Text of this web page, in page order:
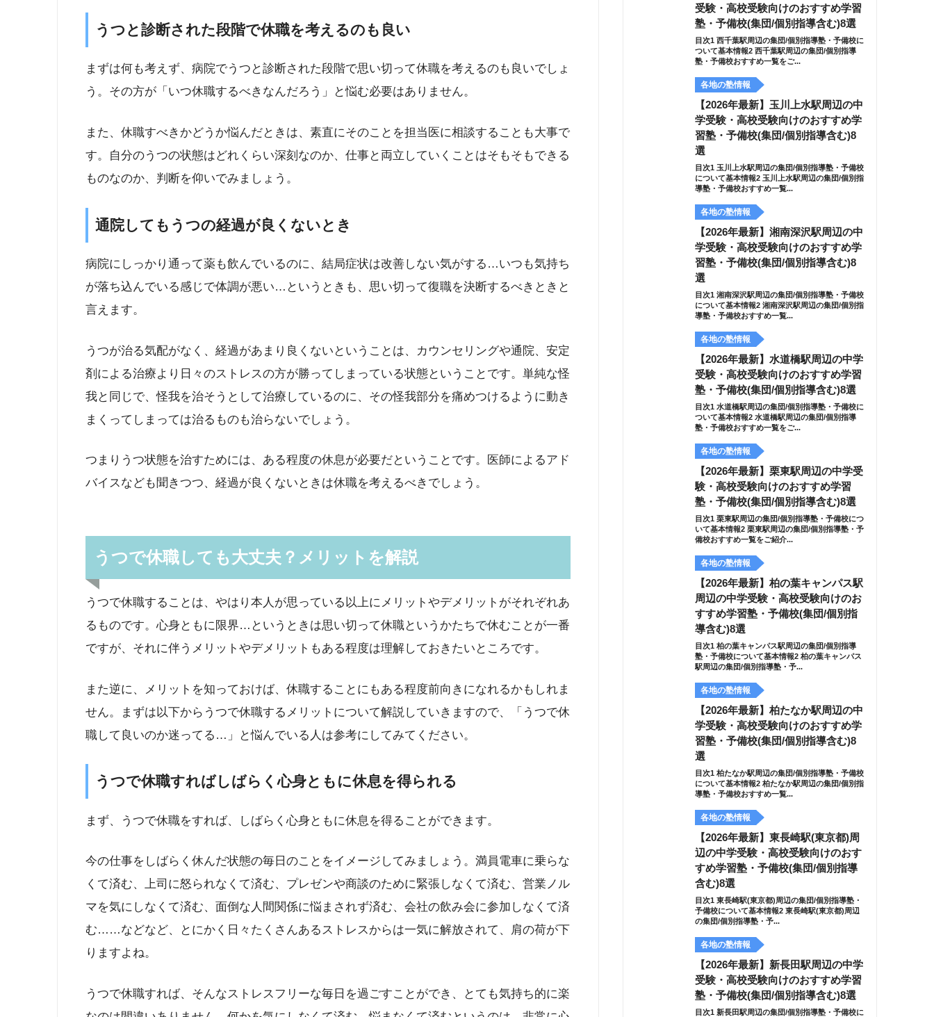
うつと診断された段階で休職を考えるのも良い
まずは何も考えず、病院でうつと診断された段階で思い切って休職を考えるのも良いでしょ
う。その方が「いつ休職するべきなんだろう」と悩む必要はありません。
また、休職すべきかどうか悩んだときは、素直にそのことを担当医に相談することも大事で
す。自分のうつの状態はどれくらい深刻なのか、仕事と両立していくことはそもそもできる
ものなのか、判断を仰いでみましょう。
通院してもうつの経過が良くないとき
病院にしっかり通って薬も飲んでいるのに、結局症状は改善しない気がする…いつも気持ち
が落ち込んでいる感じで体調が悪い…というときも、思い切って復職を決断するべきときと
言えます。
うつが治る気配がなく、経過があまり良くないということは、カウンセリングや通院、安定
剤による治療より日々のストレスの方が勝ってしまっている状態ということです。単純な怪
我と同じで、怪我を治そうとして治療しているのに、その怪我部分を痛めつけるように動き
まくってしまっては治るものも治らないでしょう。
つまりうつ状態を治すためには、ある程度の休息が必要だということです。医師によるアド
バイスなども聞きつつ、経過が良くないときは休職を考えるべきでしょう。
うつで休職しても大丈夫？メリットを解説
うつで休職することは、やはり本人が思っている以上にメリットやデメリットがそれぞれあ
るものです。心身ともに限界…というときは思い切って休職というかたちで休むことが一番
ですが、それに伴うメリットやデメリットもある程度は理解しておきたいところです。
また逆に、メリットを知っておけば、休職することにもある程度前向きになれるかもしれま
せん。まずは以下からうつで休職するメリットについて解説していきますので、「うつで休
職して良いのか迷ってる…」と悩んでいる人は参考にしてみてください。
うつで休職すればしばらく心身ともに休息を得られる
まず、うつで休職をすれば、しばらく心身ともに休息を得ることができます。
今の仕事をしばらく休んだ状態の毎日のことをイメージしてみましょう。満員電車に乗らな
くて済む、上司に怒られなくて済む、プレゼンや商談のために緊張しなくて済む、営業ノル
マを気にしなくて済む、面倒な人間関係に悩まされず済む、会社の飲み会に参加しなくて済
む……などなど、とにかく日々たくさんあるストレスからは一気に解放されて、肩の荷が下
りますよね。
うつで休職すれば、そんなストレスフリーな毎日を過ごすことができ、とても気持ち的に楽
受験・高校受験向けのおすすめ学習
塾・予備校(集団/個別指導含む)8選
目次1 西千葉駅周辺の集団/個別指導塾・予備校に
ついて基本情報2 西千葉駅周辺の集団/個別指導
塾・予備校おすすめ一覧をご...
各地の塾情報
【2026年最新】玉川上水駅周辺の中
学受験・高校受験向けのおすすめ学
習塾・予備校(集団/個別指導含む)8
選
目次1 玉川上水駅周辺の集団/個別指導塾・予備校
について基本情報2 玉川上水駅周辺の集団/個別指
導塾・予備校おすすめ一覧...
各地の塾情報
【2026年最新】湘南深沢駅周辺の中
学受験・高校受験向けのおすすめ学
習塾・予備校(集団/個別指導含む)8
選
目次1 湘南深沢駅周辺の集団/個別指導塾・予備校
について基本情報2 湘南深沢駅周辺の集団/個別指
導塾・予備校おすすめ一覧...
各地の塾情報
【2026年最新】水道橋駅周辺の中学
受験・高校受験向けのおすすめ学習
塾・予備校(集団/個別指導含む)8選
目次1 水道橋駅周辺の集団/個別指導塾・予備校に
ついて基本情報2 水道橋駅周辺の集団/個別指導
塾・予備校おすすめ一覧をご...
各地の塾情報
【2026年最新】栗東駅周辺の中学受
験・高校受験向けのおすすめ学習
塾・予備校(集団/個別指導含む)8選
目次1 栗東駅周辺の集団/個別指導塾・予備校につ
いて基本情報2 栗東駅周辺の集団/個別指導塾・予
備校おすすめ一覧をご紹介...
各地の塾情報
【2026年最新】柏の葉キャンパス駅
周辺の中学受験・高校受験向けのお
すすめ学習塾・予備校(集団/個別指
導含む)8選
目次1 柏の葉キャンパス駅周辺の集団/個別指導
塾・予備校について基本情報2 柏の葉キャンパス
駅周辺の集団/個別指導塾・予...
各地の塾情報
【2026年最新】柏たなか駅周辺の中
学受験・高校受験向けのおすすめ学
習塾・予備校(集団/個別指導含む)8
選
目次1 柏たなか駅周辺の集団/個別指導塾・予備校
について基本情報2 柏たなか駅周辺の集団/個別指
導塾・予備校おすすめ一覧...
各地の塾情報
【2026年最新】東長崎駅(東京都)周
辺の中学受験・高校受験向けのおす
すめ学習塾・予備校(集団/個別指導
含む)8選
目次1 東長崎駅(東京都)周辺の集団/個別指導塾・
予備校について基本情報2 東長崎駅(東京都)周辺
の集団/個別指導塾・予...
各地の塾情報
【2026年最新】新長田駅周辺の中学
受験・高校受験向けのおすすめ学習
塾・予備校(集団/個別指導含む)8選
目次1 新長田駅周辺の集団/個別指導塾・予備校に